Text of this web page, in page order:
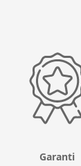
Garanti